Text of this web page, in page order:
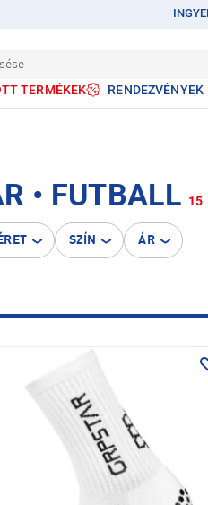
TERMÉKEK RENDEZVÉNYEK
• FUTBALL 15
SZÍN ÁR